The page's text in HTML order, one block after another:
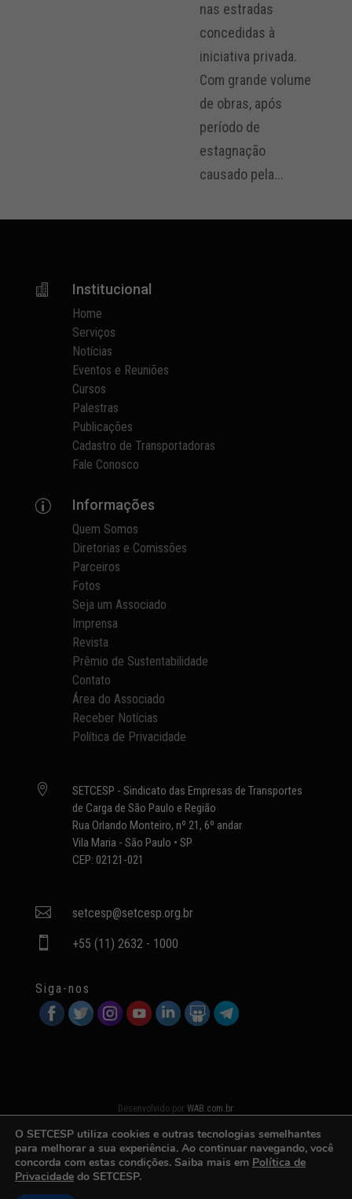
nas estradas
concedidas à
iniciativa privada.
Com grande volume
de obras, após
período de
estagnação
causado pela...
 Institucional
Home
Serviços
Notícias
Eventos e Reuniões
Cursos
Palestras
Publicações
Cadastro de Transportadoras
Fale Conosco
p Informações
Quem Somos
Diretorias e Comissões
Parceiros
Fotos
Seja um Associado
Imprensa
Revista
Prêmio de Sustentabilidade
Contato
Área do Associado
Receber Notícias
Política de Privacidade

SETCESP - Sindicato das Empresas de Transportes
de Carga de São Paulo e Região
Rua Orlando Monteiro, nº 21, 6º andar
Vila Maria - São Paulo • SP
CEP: 02121-021
 setcesp@setcesp.org.br
 +55 (11) 2632 - 1000
Siga-nos
Desenvolvido porWAB.com.br
O SETCESP utiliza cookies e outras tecnologias semelhantes
para melhorar a sua experiência. Ao continuar navegando, você
concorda com estas condições. Saiba mais em Política de
Privacidade do SETCESP.